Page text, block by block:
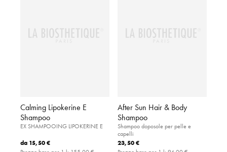
Calming Lipokerine E
Shampoo
EX SHAMPOOING LIPOKERINE E
da 15,50 €
After Sun Hair & Body
Shampoo
Shampoo doposole per pelle e
capelli
23,50 €